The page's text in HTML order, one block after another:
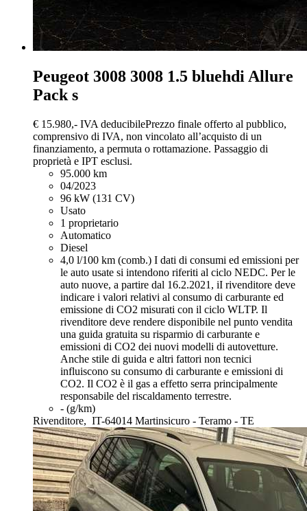
Peugeot 3008 3008 1.5 bluehdi Allure
Pack s
€ 15.980,- IVA deducibilePrezzo finale offerto al pubblico,
comprensivo di IVA, non vincolato all’acquisto di un
finanziamento, a permuta o rottamazione. Passaggio di
proprietà e IPT esclusi.
95.000 km
04/2023
96 kW (131 CV)
Usato
1 proprietario
Automatico
Diesel
4,0 l/100 km (comb.) I dati di consumi ed emissioni per
le auto usate si intendono riferiti al ciclo NEDC. Per le
auto nuove, a partire dal 16.2.2021, iI rivenditore deve
indicare i valori relativi al consumo di carburante ed
emissione di CO2 misurati con il ciclo WLTP. Il
rivenditore deve rendere disponibile nel punto vendita
una guida gratuita su risparmio di carburante e
emissioni di CO2 dei nuovi modelli di autovetture.
Anche stile di guida e altri fattori non tecnici
influiscono su consumo di carburante e emissioni di
CO2. Il CO2 è il gas a effetto serra principalmente
responsabile del riscaldamento terrestre.
- (g/km)
Rivenditore, IT-64014 Martinsicuro - Teramo - TE